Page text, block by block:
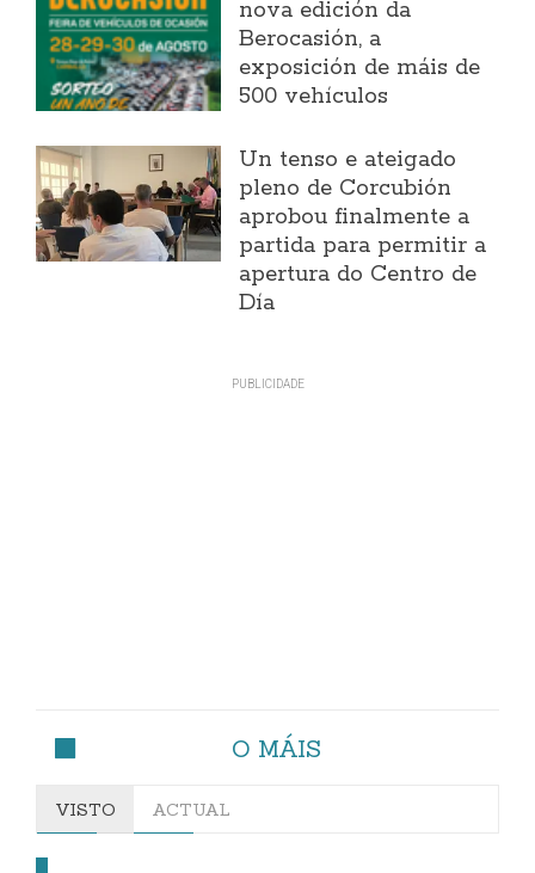
nova edición da
Berocasión, a
exposición de máis de
500 vehículos
Un tenso e ateigado
pleno de Corcubión
aprobou finalmente a
partida para permitir a
apertura do Centro de
Día
O MÁIS
VISTO ACTUAL